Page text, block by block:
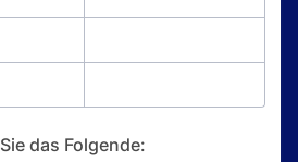
das Folgende: